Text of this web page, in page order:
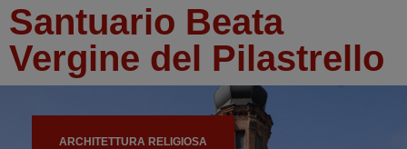
Santuario Beata
Vergine del Pilastrello
ARCHITETTURA RELIGIOSA